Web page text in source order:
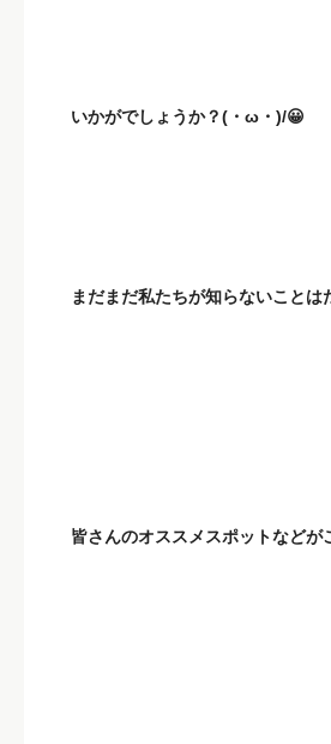
いかがでしょうか？(・ω・)/😀
まだまだ私たちが知らないことは
皆さんのオススメスポットなどが